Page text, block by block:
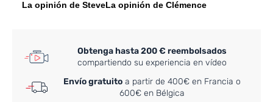
Obtenga hasta 200 € reembolsados
compartiendo su experiencia en vídeo
Envío gratuitoa partir de 400€ en Francia o
600€ en Bélgica